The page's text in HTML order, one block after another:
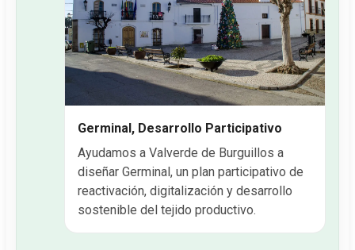
Germinal, Desarrollo Participativo
Ayudamos a Valverde de Burguillos a
diseñar Germinal, un plan participativo de
reactivación, digitalización y desarrollo
sostenible del tejido productivo.